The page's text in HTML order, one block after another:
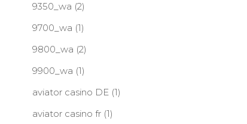
9350_wa (2)
9700_wa (1)
9800_wa (2)
9900_wa (1)
aviator casino DE(1)
aviator casino fr(1)